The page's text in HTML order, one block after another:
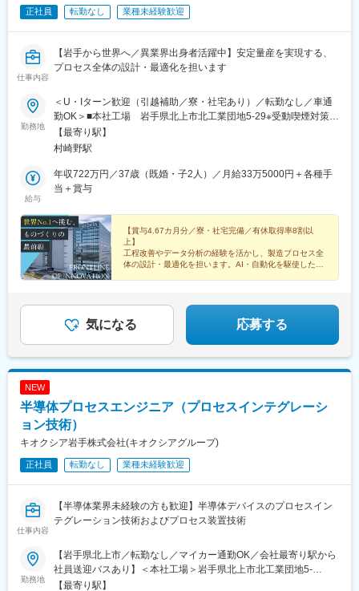
正社員 転勤なし 業種未経験歓迎
仕事内容
【岩手から世界へ／異業界出身者活躍中】安定量産を実現する、
プロセス全体の設計・最適化を担います
勤務地
＜U・Iターン歓迎（引越補助／寮・社宅あり）／転勤なし／車通
勤OK＞■本社工場 岩手県北上市北工業団地5-29※受動喫煙対策あ
り【アクセス】JR「村崎野駅」より車で5分JR「北上駅」より車
で15分★マイカー通勤OK！★寄り駅から社員送迎バスあり＝＝＼
え、家賃の自己負担を2～3割に抑えられる社宅制度をご用意して
います（当社規定による）。勤務先のある北上市は、豊かな自然
たな土地でも、安心して生活をスタートできます。
【最寄り駅】
村崎野駅
給与
年収722万円／37歳（既婚・子2人）／月給33万5000円＋各種手
当＋賞与
【賞与4.67カ月分／寮・社宅完備／有休取得率8割以
上】
工程改善やデータ分析の経験を活かし、製造プロセス全
体の設計・最適化を担います。AI・自動化を駆使した最
気になる 応募する
NEW
半導体プロセスエンジニア（プロセスインテグレーシ
ョン技術）
キオクシア岩手株式会社(キオクシアグループ)
正社員 転勤なし 業種未経験歓迎
仕事内容
【半導体業界未経験の方も歓迎】半導体デバイスのプロセスイン
テグレーション技術およびプロセス装置技術
勤務地
【岩手県北上市／転勤なし／マイカー通勤OK／会社最寄り駅から
社員送迎バスあり】＜本社工場＞岩手県北上市北工業団地5-
29★U・Iターン歓迎！引っ越し費用補助／自己負担2～3割の社宅
【最寄り駅】